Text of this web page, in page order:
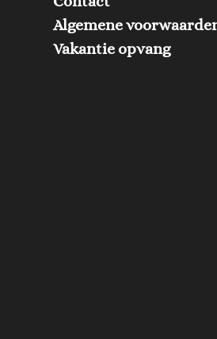
Algemene
Vakantie opvang